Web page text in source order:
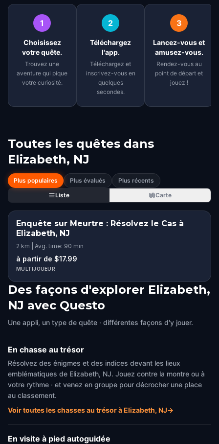
1
Choisissez
votre quête.
Trouvez une
aventure qui pique
votre curiosité.
2
Téléchargez
l'app.
Téléchargez et
inscrivez-vous en
quelques
secondes.
3
Lancez-vous et
amusez-vous.
Rendez-vous au
point de départ et
jouez !
Toutes les quêtes dans
Elizabeth, NJ
Plus populaires Plus évalués
Plus récents
Liste
Carte
Enquête sur Meurtre : Résolvez le Cas à
Elizabeth, NJ
2 km | Avg. time: 90 min
à partir de $17.99
MULTIJOUEUR
Des façons d'explorer Elizabeth,
NJ avec Questo
Une appli, un type de quête · différentes façons d'y jouer.
En chasse au trésor
Résolvez des énigmes et des indices devant les lieux
emblématiques de Elizabeth, NJ. Jouez contre la montre ou à
votre rythme · et venez en groupe pour décrocher une place
au classement.
Voir toutes les chasses au trésor à Elizabeth, NJ→
En visite à pied autoguidée